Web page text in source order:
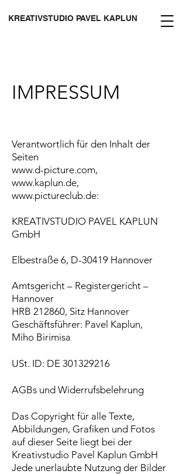
KREATIVSTUDIO PAVEL KAPLUN
IMPRESSUM
Verantwortlich für den Inhalt der
Seiten
www.d-picture.com,
www.kaplun.de,
www.pictureclub.de:
KREATIVSTUDIO PAVEL KAPLUN
GmbH
Elbestraße 6, D-30419 Hannover
Amtsgericht – Registergericht –
Hannover
HRB 212860, Sitz Hannover
Geschäftsführer: Pavel Kaplun,
Miho Birimisa
USt. ID: DE 301329216
AGBs und Widerrufsbelehrung
Das Copyright für alle Texte,
Abbildungen, Grafiken und Fotos
auf dieser Seite liegt bei der
Kreativstudio Pavel Kaplun GmbH
Jede unerlaubte Nutzung der Bilder